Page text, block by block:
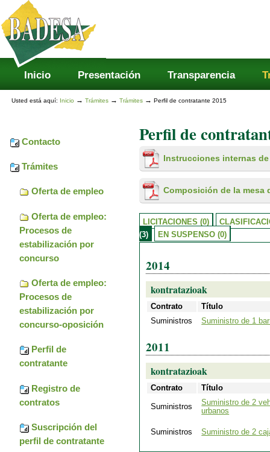
Cambiar
contenido.
Saltar
navegación
Secciones
Inicio Presentación Transparencia
Usted está aquí: Inicio →Trámites →Trámites →Perfil de contratante 2015
Contacto
Trámites
Oferta de empleo
Oferta de empleo:
Procesos de
estabilización por
concurso
Oferta de empleo:
Procesos de
estabilización por
concurso-oposición
Perfil de
contratante
Registro de
contratos
Suscripción del
perfil de contratante
Perfil de
Instrucciones internas
Composición de la mesa
LICITACIONES (0)
(3)
EN SUSPENSO (0)
2014
kontratazioak
Contrato
Título
Suministros
Suministro de 1
2011
kontratazioak
Contrato Título
Suministros
Suministro de 2
urbanos
Suministros Suministro de 2